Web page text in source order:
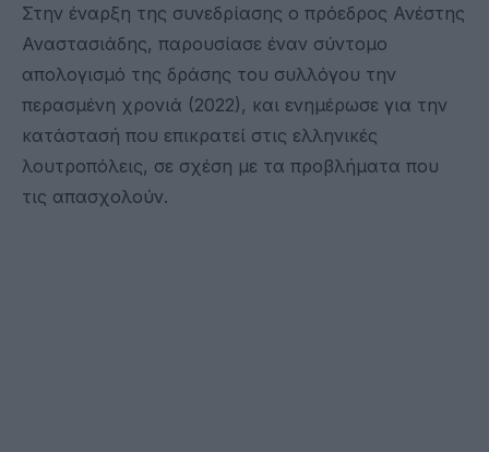
Στην έναρξη της συνεδρίασης ο πρόεδρος Ανέστης
Αναστασιάδης, παρουσίασε έναν σύντομο
απολογισμό της δράσης του συλλόγου την
περασμένη χρονιά (2022), και ενημέρωσε για την
κατάστασή που επικρατεί στις ελληνικές
λουτροπόλεις, σε σχέση με τα προβλήματα που
τις απασχολούν.